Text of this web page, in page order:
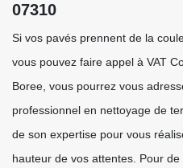
07310
Si vos pavés prennent de la
vous pouvez faire appel à VAT
Boree, vous pourrez vous
professionnel en nettoyage de
de son expertise pour vous
hauteur de vos attentes. Pour